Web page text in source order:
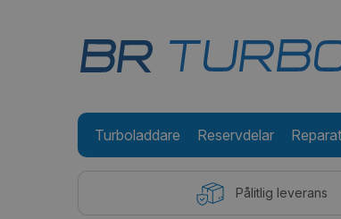
Turboladdare Reservdelar
Pålitlig leverans